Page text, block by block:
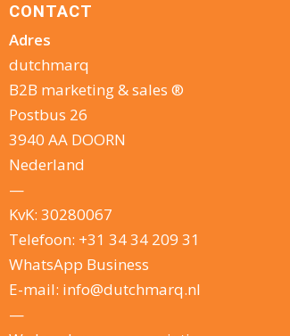
CONTACT
Adres
dutchmarq
B2B marketing & sales ®
Postbus 26
3940 AA DOORN
Nederland
—
KvK: 30280067
Telefoon: +31 34 34 209 31
WhatsApp Business
E-mail: info@dutchmarq.nl
—